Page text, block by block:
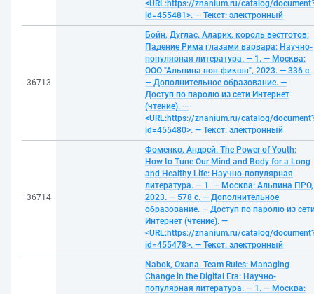
<URL:https://znanium.ru/catalog/
id=455481>. — Текст: электронный
36713
Бойн, Дуглас. Аларих, король вестготов:
Падение Рима глазами варвара: Научно-
популярная литература. — 1. — Москва:
ООО "Альпина нон-фикшн", 2023. — 336 с.
— Дополнительное образование. —
Доступ по паролю из сети Интернет
(чтение). —
<URL:https://znanium.ru/catalog/
id=455480>. — Текст: электронный
36714
Фоменко, Андрей. The Power of Youth:
How to Tune Our Mind and Body for a Long
and Healthy Life: Научно-популярная
литература. — 1. — Москва: Альпина ПРО,
2023. — 578 с. — Дополнительное
образование. — Доступ по паролю из
Интернет (чтение). —
<URL:https://znanium.ru/catalog/
id=455478>. — Текст: электронный
Nabok, Oxana. Team Rules: Managing
Change in the Digital Era: Научно-
популярная литература. — 1. — Москва: